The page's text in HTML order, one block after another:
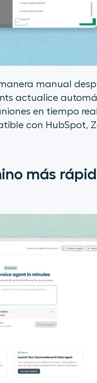
manual
actualice
en tiempo
con HubSpot,
más